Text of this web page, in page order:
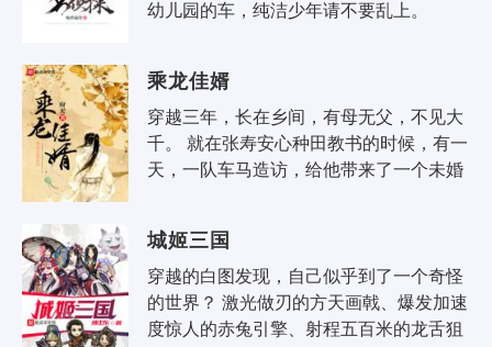
幼儿园的车，纯洁少年请不要乱上。
乘龙佳婿
穿越三年，长在乡间，有母无父，不见大
千。 就在张寿安心种田教书的时候，有一
天，一队车马造访，给他带来了一个未婚
城姬三国
穿越的白图发现，自己似乎到了一个奇怪
的世界？ 激光做刃的方天画戟、爆发加速
度惊人的赤兔引擎、射程五百米的龙舌狙